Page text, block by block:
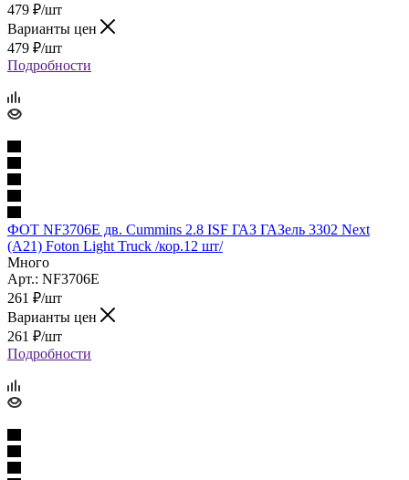
479 ₽/шт
Варианты цен
479 ₽/шт
Подробности
ФОТ NF3706E дв. Cummins 2.8 ISF ГАЗ ГАЗель 3302 Next
(A21) Foton Light Truck /кор.12 шт/
Много
Арт.: NF3706E
261 ₽/шт
Варианты цен
261 ₽/шт
Подробности